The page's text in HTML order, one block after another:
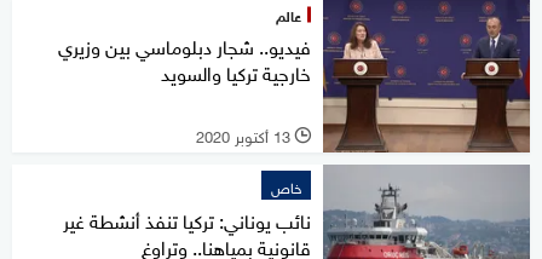
عالم
فيديو.. شجار دبلوماسي بين وزيري
خارجية تركيا والسويد
l 13 أكتوبر 2020
خاص
نائب يوناني: تركيا تنفذ أنشطة غير
قانونية بمياهنا.. وتراوغ